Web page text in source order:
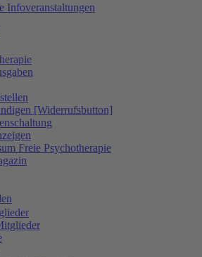
Infoveranstaltungen
[Widerrufsbutton]
Freie Psychotherapie